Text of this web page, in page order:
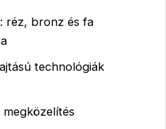
réz, bronz és fa
technológiák